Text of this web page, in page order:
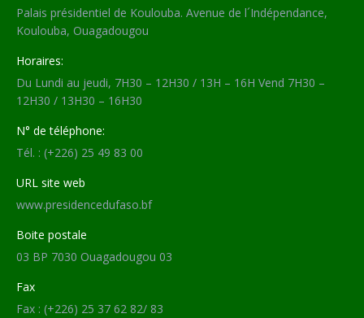
Palais présidentiel de Koulouba. Avenue de l´Indépendance,
Koulouba, Ouagadougou
Horaires:
Du Lundi au jeudi, 7H30 – 12H30 / 13H – 16H Vend 7H30 –
12H30 / 13H30 – 16H30
N° de téléphone:
Tél. : (+226) 25 49 83 00
URL site web
www.presidencedufaso.bf
Boite postale
03 BP 7030 Ouagadougou 03
Fax
Fax : (+226) 25 37 62 82/ 83